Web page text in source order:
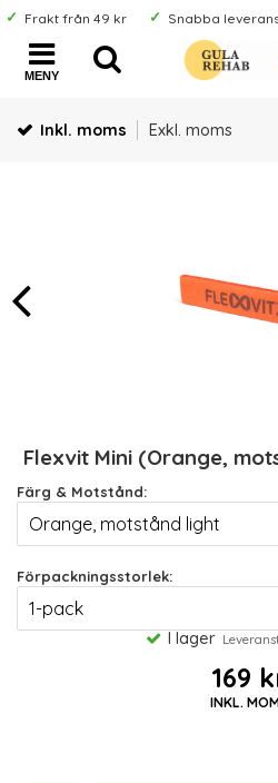
Frakt från 49 kr Snabba
MENY
Inkl. moms Exkl. moms
Flexvit Mini (Orange,
Färg & Motstånd:
Förpackningsstorlek:
I lager
169
INKL.